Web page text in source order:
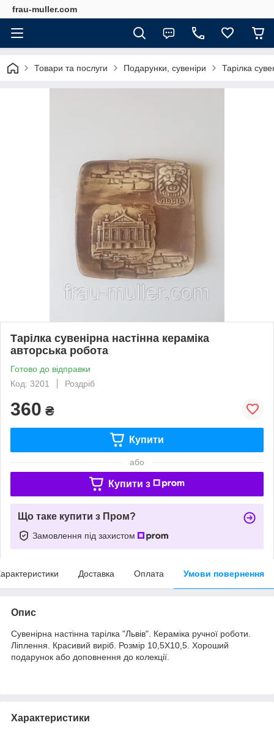
frau-muller.com
Товари та послуги Подарунки, сувеніри Тарілка
Тарілка сувенірна настінна кераміка
авторська робота
Готово до відправки
Код: 3201
Роздріб
360 ₴
Купити
або
Купити з
Що таке купити з Пром?
Замовлення під захистом
Доставка Оплата Умови повернення
Опис
Сувенірна настінна тарілка "Львів". Кераміка ручної роботи.
Ліплення. Красивий виріб. Розмір 10,5Х10,5. Хороший
подарунок або доповнення до колекції.
Характеристики